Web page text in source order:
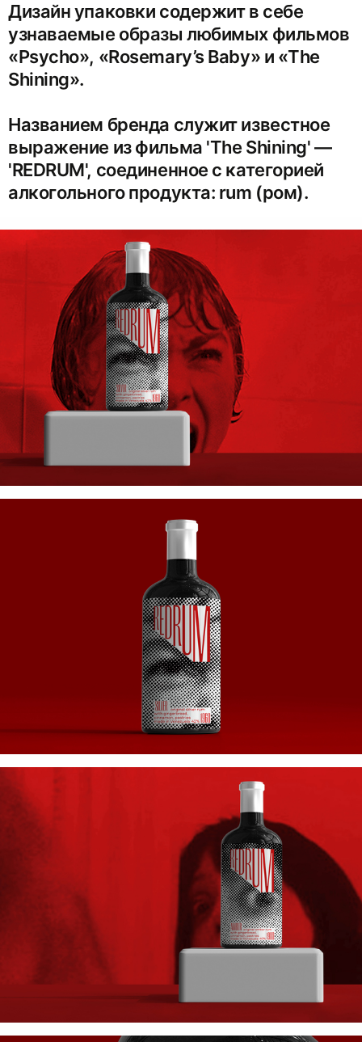
Дизайн упаковки содержит в себе
узнаваемые образы любимых фильмов
«Psycho», «Rosemary’s Baby» и «The
Shining».
Названием бренда служит известное
выражение из фильма 'The Shining' —
'REDRUM', соединенное с категорией
алкогольного продукта: rum (ром).